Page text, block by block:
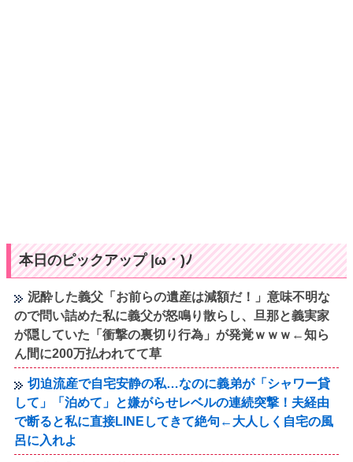
本日のピックアップ |ω・)ﾉ
泥酔した義父「お前らの遺産は減額だ！」意味不明な
ので問い詰めた私に義父が怒鳴り散らし、旦那と義実家
が隠していた「衝撃の裏切り行為」が発覚ｗｗｗ←知ら
ん間に200万払われてて草
切迫流産で自宅安静の私…なのに義弟が「シャワー貸
して」「泊めて」と嫌がらせレベルの連続突撃！夫経由
で断ると私に直接LINEしてきて絶句←大人しく自宅の風
呂に入れよ